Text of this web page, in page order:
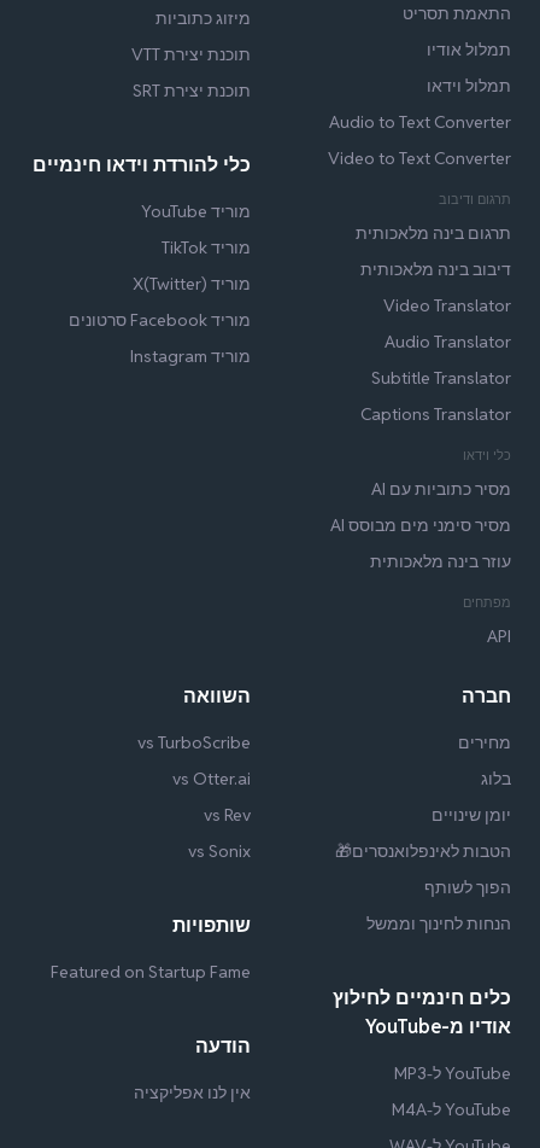
התאמת תסריט
תמלול אודיו
תמלול וידאו
Audio to Text Converter
Video to Text Converter
תרגום ודיבוב
תרגום בינה מלאכותית
דיבוב בינה מלאכותית
Video Translator
Audio Translator
Subtitle Translator
Captions Translator
כלי וידאו
מסיר כתוביות עם AI
מסיר סימני מים מבוסס AI
עוזר בינה מלאכותית
מפתחים
API
מיזוג כתוביות
תוכנת יצירת VTT
תוכנת יצירת SRT
כלי להורדת וידאו חינמיים
מוריד YouTube
מוריד TikTok
מוריד X(Twitter)
מוריד Facebook סרטונים
מוריד Instagram
חברה
מחירים
בלוג
יומן שינויים
הטבות לאינפלואנסרים🎁
הפוך לשותף
הנחות לחינוך וממשל
כלים חינמיים לחילוץ
אודיו מ-YouTube
YouTube ל-MP3
YouTube ל-M4A
השוואה
vs TurboScribe
vs Otter.ai
vs Rev
vs Sonix
שותפויות
Featured on Startup Fame
הודעה
אין לנו אפליקציה